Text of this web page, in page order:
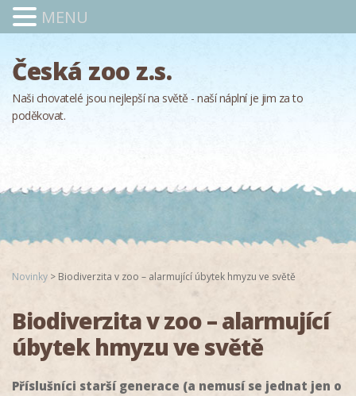
Česká zoo z.s.
Naši chovatelé jsou nejlepší na světě - naší náplní je jim za to
poděkovat.
Novinky > Biodiverzita v zoo – alarmující úbytek hmyzu ve světě
Biodiverzita v zoo – alarmující
úbytek hmyzu ve světě
Příslušníci starší generace (a nemusí se jednat jen o
MENU